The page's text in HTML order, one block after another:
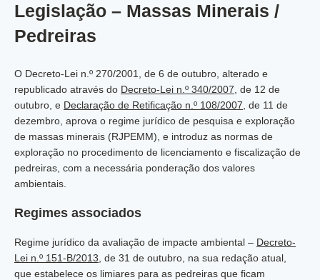
Legislação – Massas Minerais /
Pedreiras
O Decreto-Lei n.º 270/2001, de 6 de outubro, alterado e
republicado através do Decreto-Lei n.º 340/2007 , de 12 de
outubro, e Declaração de Retificação n.º 108/2007 , de 11 de
dezembro, aprova o regime jurídico de pesquisa e exploração
de massas minerais (RJPEMM), e introduz as normas de
exploração no procedimento de licenciamento e fiscalização de
pedreiras, com a necessária ponderação dos valores
ambientais.
Regimes associados
Regime jurídico da avaliação de impacte ambiental – Decreto-
Lei n.º 151-B/2013 , de 31 de outubro, na sua redação atual,
que estabelece os limiares para as pedreiras que ficam